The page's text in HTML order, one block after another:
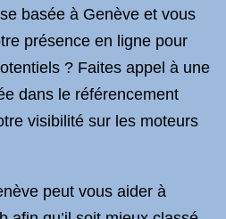
basée à Genève et vous
présence en ligne pour
? Faites appel à une
dans le référencement
visibilité sur les moteurs
peut vous aider à